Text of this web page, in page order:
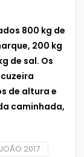
800 kg de
200 kg
de sal. Os
de altura e
caminhada,
2017